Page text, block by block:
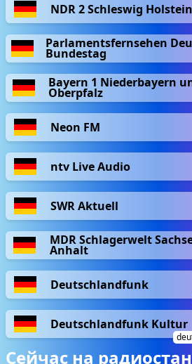
NDR 2 Schleswig Holstein
Parlamentsfernsehen
Bundestag
Bayern 1 Niederbayern
Oberpfalz
Neon FM
ntv Live Audio
SWR Aktuell
MDR Schlagerwelt
Anhalt
Deutschlandfunk
Deutschlandfunk Kultur
Сейчас на